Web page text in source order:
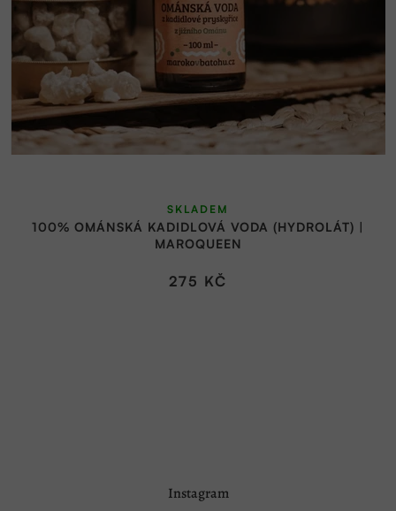
100% OMÁNSKÁ KADIDLOVÁ VODA (HYDROLÁT) |
MAROQUEEN
SKLADEM
275 KČ
Instagram